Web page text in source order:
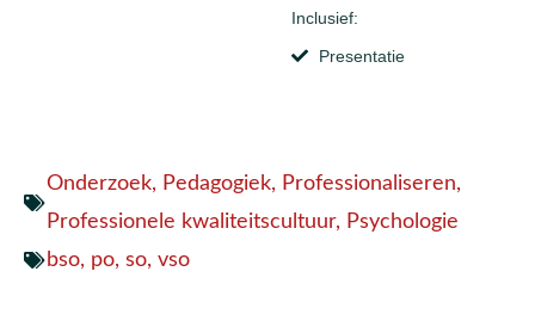
Inclusief:
Presentatie
Onderzoek, Pedagogiek, Professionaliseren,
Professionele kwaliteitscultuur, Psychologie
bso, po, so, vso